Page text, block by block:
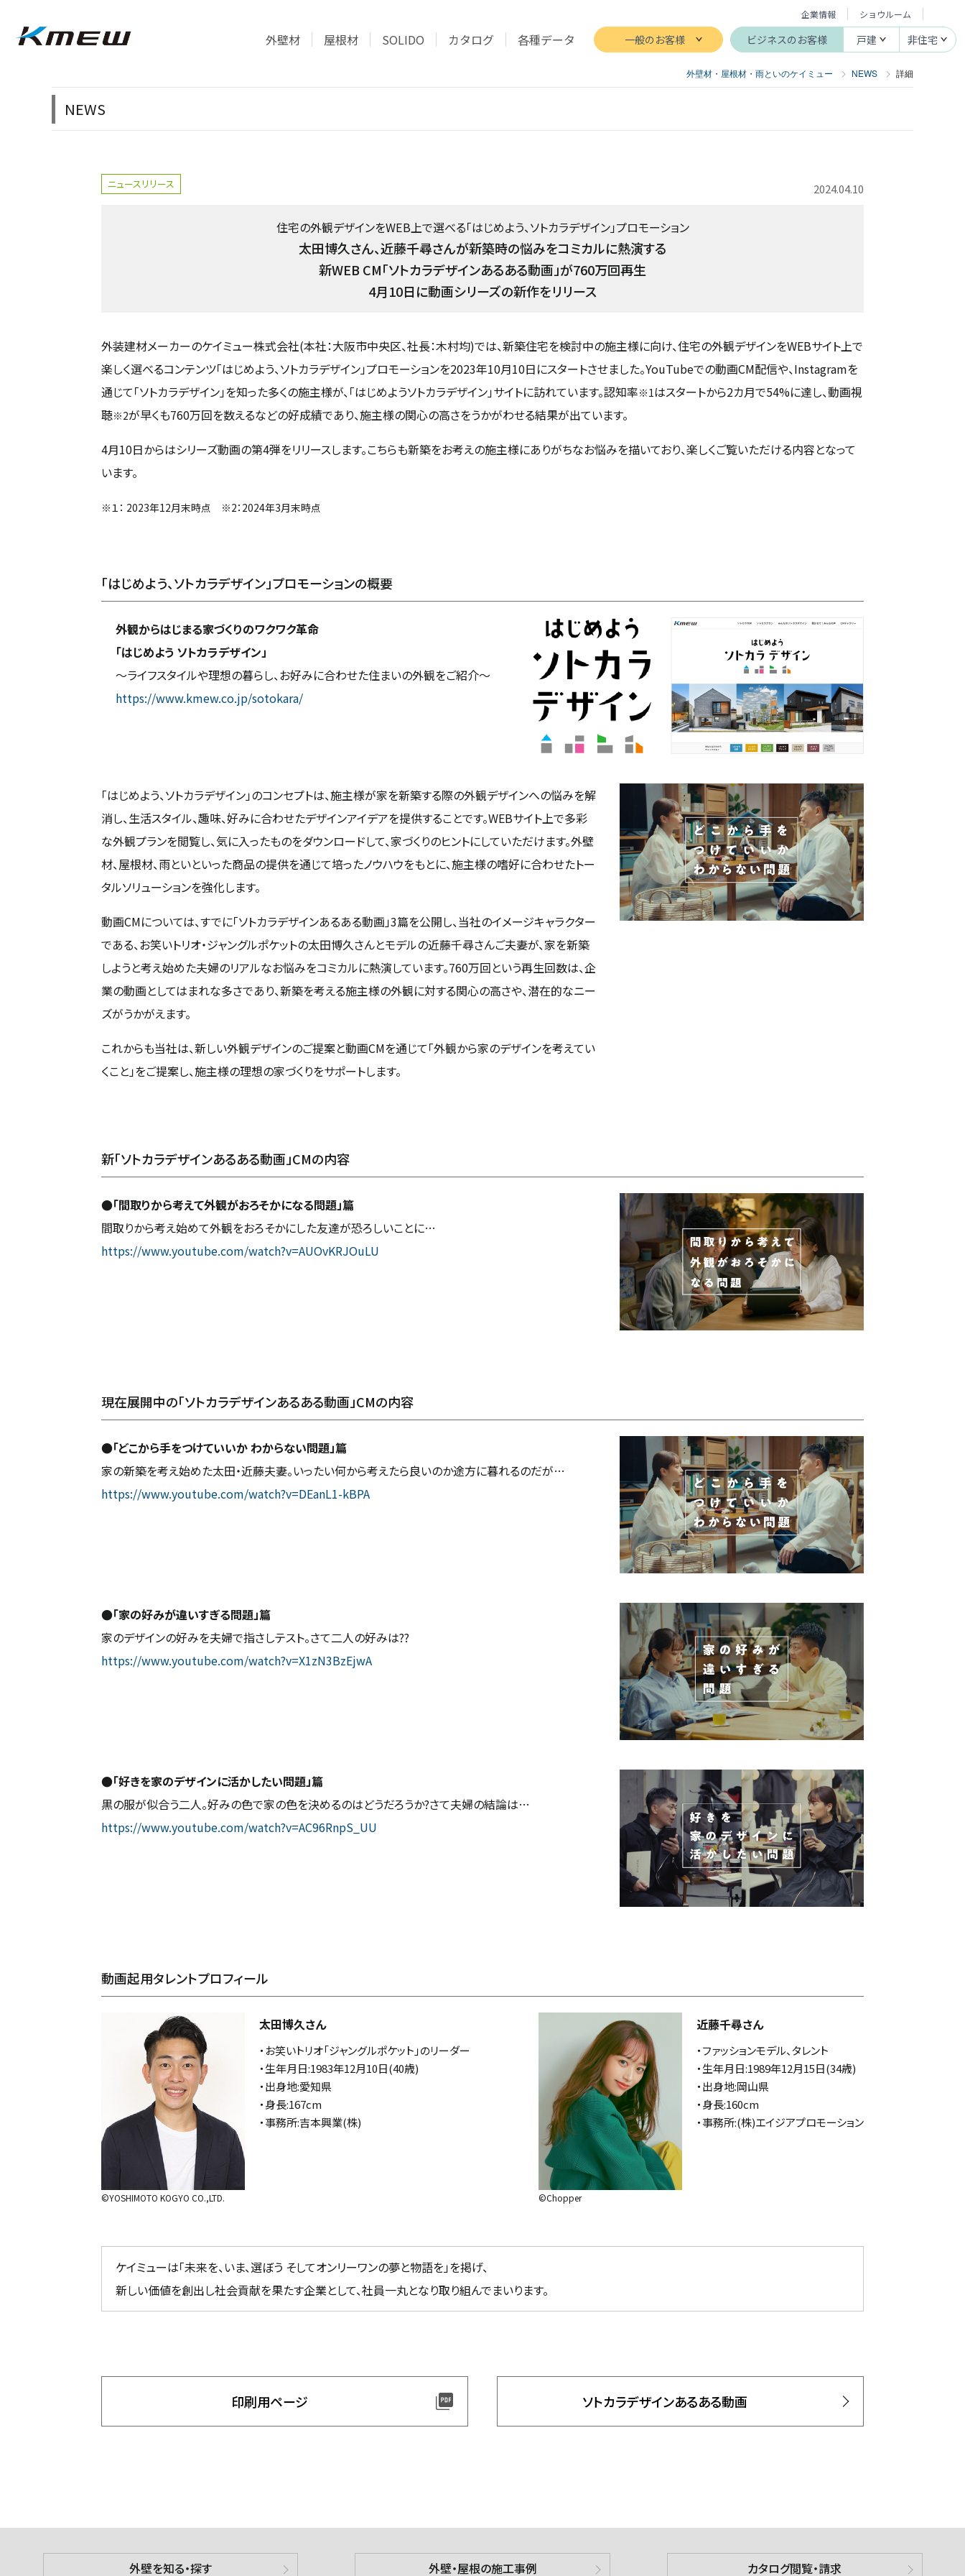
企業情報 ショウルーム
外壁材 屋根材 SOLIDO カタログ 各種データ 一般のお客様 ビジネスのお客様 戸建 非住宅
外壁材・屋根材・雨といのケイミュー NEWS 詳細
NEWS
ニュースリリース 2024.04.10
住宅の外観デザインをWEB上で選べる「はじめよう、ソトカラデザイン」プロモーション
太田博久さん、近藤千尋さんが新築時の悩みをコミカルに熱演する
新WEB CM「ソトカラデザインあるある動画」が760万回再生
4月10日に動画シリーズの新作をリリース
外装建材メーカーのケイミュー株式会社(本社：大阪市中央区、社長：木村均)では、新築住宅を検討中の施主様に向け、住宅の外観デザインをWEBサイト上で
楽しく選べるコンテンツ「はじめよう、ソトカラデザイン」プロモーションを2023年10月10日にスタートさせました。YouTubeでの動画CM配信や、Instagramを
通じて「ソトカラデザイン」を知った多くの施主様が、「はじめようソトカラデザイン」サイトに訪れています。認知率※1はスタートから2カ月で54%に達し、動画視
聴※2が早くも760万回を数えるなどの好成績であり、施主様の関心の高さをうかがわせる結果が出ています。
4月10日からはシリーズ動画の第4弾をリリースします。こちらも新築をお考えの施主様にありがちなお悩みを描いており、楽しくご覧いただける内容となって
います。
※１： 2023年12月末時点 ※2：2024年3月末時点
「はじめよう、ソトカラデザイン」プロモーションの概要
外観からはじまる家づくりのワクワク革命
「はじめよう ソトカラデザイン」
～ライフスタイルや理想の暮らし、お好みに合わせた住まいの外観をご紹介～
https://www.kmew.co.jp/sotokara/
「はじめよう、ソトカラデザイン」のコンセプトは、施主様が家を新築する際の外観デザインへの悩みを解
消し、生活スタイル、趣味、好みに合わせたデザインアイデアを提供することです。WEBサイト上で多彩
な外観プランを閲覧し、気に入ったものをダウンロードして、家づくりのヒントにしていただけます。外壁
材、屋根材、雨といといった商品の提供を通じて培ったノウハウをもとに、施主様の嗜好に合わせたトー
タルソリューションを強化します。
動画CMについては、すでに「ソトカラデザインあるある動画」3篇を公開し、当社のイメージキャラクター
である、お笑いトリオ・ジャングルポケットの太田博久さんとモデルの近藤千尋さんご夫妻が、家を新築
しようと考え始めた夫婦のリアルなお悩みをコミカルに熱演しています。760万回という再生回数は、企
業の動画としてはまれな多さであり、新築を考える施主様の外観に対する関心の高さや、潜在的なニー
ズがうかがえます。
これからも当社は、新しい外観デザインのご提案と動画CMを通じて「外観から家のデザインを考えてい
くこと」をご提案し、施主様の理想の家づくりをサポートします。
新「ソトカラデザインあるある動画」CMの内容
●「間取りから考えて外観がおろそかになる問題」篇
間取りから考え始めて外観をおろそかにした友達が恐ろしいことに…
https://www.youtube.com/watch?v=AUOvKRJOuLU
現在展開中の「ソトカラデザインあるある動画」CMの内容
●「どこから手をつけていいか わからない問題」篇
家の新築を考え始めた太田・近藤夫妻。いったい何から考えたら良いのか途方に暮れるのだが…
https://www.youtube.com/watch?v=DEanL1-kBPA
●「家の好みが違いすぎる問題」篇
家のデザインの好みを夫婦で指さしテスト。さて二人の好みは??
https://www.youtube.com/watch?v=X1zN3BzEjwA
●「好きを家のデザインに活かしたい問題」篇
黒の服が似合う二人。好みの色で家の色を決めるのはどうだろうか?さて夫婦の結論は…
https://www.youtube.com/watch?v=AC96RnpS_UU
動画起用タレントプロフィール
©YOSHIMOTO KOGYO CO.,LTD.
太田博久さん
・お笑いトリオ「ジャングルポケット」のリーダー
・生年月日:1983年12月10日(40歳)
・出身地:愛知県
・身長:167cm
・事務所:吉本興業(株)
©Chopper
近藤千尋さん
・ファッションモデル、タレント
・生年月日:1989年12月15日(34歳)
・出身地:岡山県
・身長:160cm
・事務所:(株)エイジアプロモーション
ケイミューは「未来を、いま、選ぼう そしてオンリーワンの夢と物語を」を掲げ、
新しい価値を創出し社会貢献を果たす企業として、社員一丸となり取り組んでまいります。
印刷用ページ ソトカラデザインあるある動画
外壁を知る・探す 外壁・屋根の施工事例 カタログ閲覧・請求